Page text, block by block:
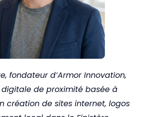
fondateur d’Armor Innovation,
de proximité basée à
création de sites internet, logos